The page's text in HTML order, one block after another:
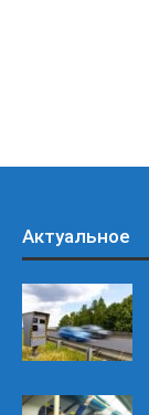
Актуальное